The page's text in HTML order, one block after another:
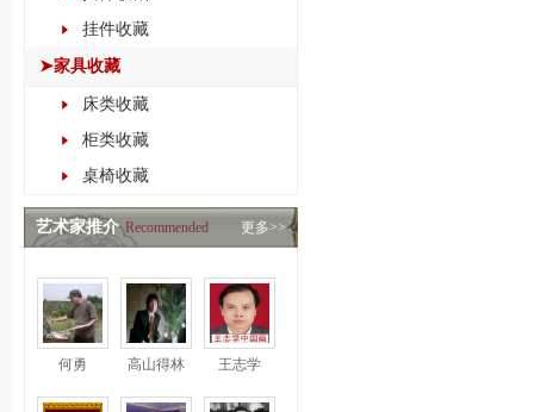
挂件收藏
➤家具收藏
床类收藏
柜类收藏
桌椅收藏
艺术家推介 Recommended 更多>>
何勇 高山得林 王志学